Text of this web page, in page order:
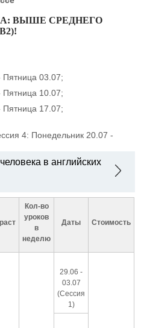
ВЫШЕ СРЕДНЕГО
03.07;
10.07;
17.07;
4: Понедельник 20.07 -
в английских
Кол-во
уроков
в
неделю
Даты Стоимость
29.06 -
03.07
(Сессия
1)